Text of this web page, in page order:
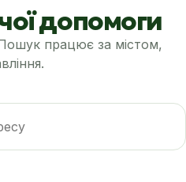
допомоги
Пошук працює за містом,